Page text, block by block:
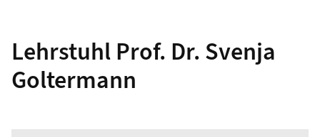
Lehrstuhl Prof. Dr. Svenja
Goltermann